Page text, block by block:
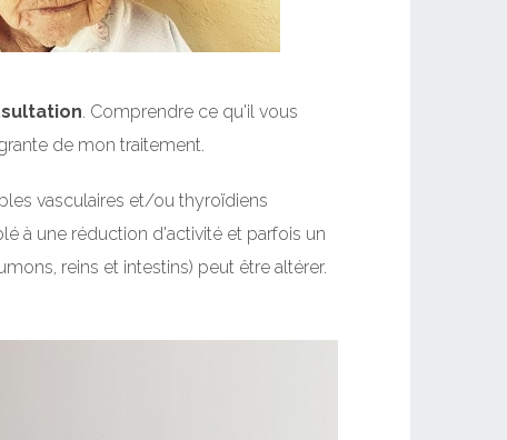
. Comprendre ce qu'il vous
de mon traitement.
vasculaires et/ou thyroïdiens
à une réduction d'activité et parfois un
reins et intestins) peut être altérer.